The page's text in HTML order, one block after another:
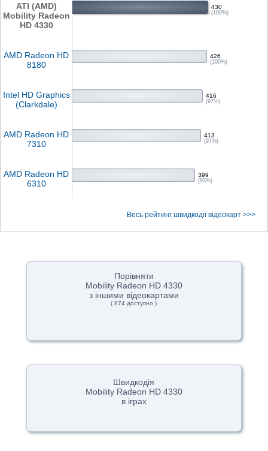
ATI (AMD)
Mobility Radeon
HD 4330
430
(100%)
AMD Radeon HD
8180
426
(100%)
Intel HD Graphics
(Clarkdale)
416
(97%)
AMD Radeon HD
7310
413
(97%)
AMD Radeon HD
6310
399
(93%)
Весь рейтинг швидкодії відеокарт >>>
Порівняти
Mobility Radeon HD 4330
з іншими відеокартами
( 874 доступно )
Швидкодія
Mobility Radeon HD 4330
в іграх